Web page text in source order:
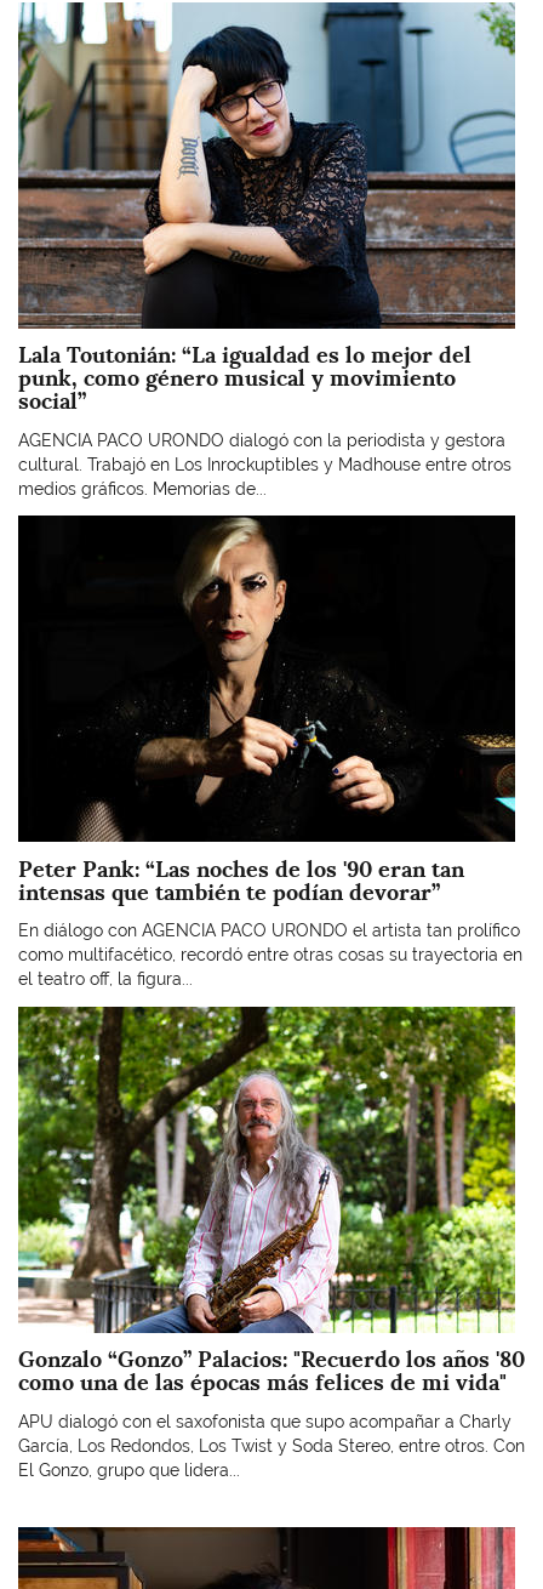
Imagen
Lala Toutonián: “La igualdad es lo mejor del
punk, como género musical y movimiento
social”
AGENCIA PACO URONDO dialogó con la periodista y gestora
cultural. Trabajó en Los Inrockuptibles y Madhouse entre otros
medios gráficos. Memorias de...
Peter Pank: “Las noches de los '90 eran tan
intensas que también te podían devorar”
En diálogo con AGENCIA PACO URONDO el artista tan prolífico
como multifacético, recordó entre otras cosas su trayectoria en
el teatro off, la figura...
Imagen
Gonzalo “Gonzo” Palacios: "Recuerdo los años '80
como una de las épocas más felices de mi vida"
APU dialogó con el saxofonista que supo acompañar a Charly
García, Los Redondos, Los Twist y Soda Stereo, entre otros. Con
El Gonzo, grupo que lidera...
Imagen